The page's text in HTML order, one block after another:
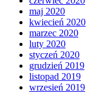
maj 2020
kwiecień 2020
marzec 2020
luty 2020
styczeń 2020
grudzień 2019
listopad 2019
wrzesień 2019